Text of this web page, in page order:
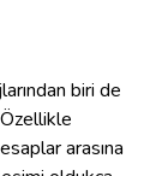
biri de
arasına